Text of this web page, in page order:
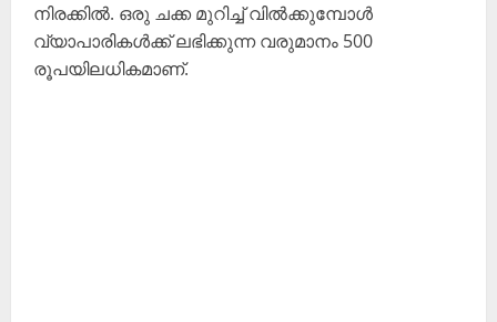
നിരക്കിൽ. ഒരു ചക്ക മുറിച്ച് വിൽക്കുമ്പോൾ
വ്യാപാരികൾക്ക് ലഭിക്കുന്ന വരുമാനം 500
രൂപയിലധികമാണ്.